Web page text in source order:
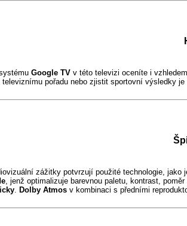
Google TV v této televizi oceníte i
televiznímu pořadu nebo zjistit sportovní výsledky
zážitky potvrzují použité technologie, jako
, jenž optimalizuje barevnou paletu, kontrast,
. Dolby Atmos v kombinaci s předními